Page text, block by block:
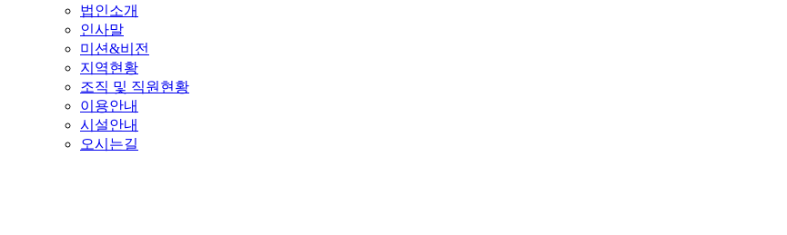
법인소개
인사말
미션&비전
지역현황
조직 및 직원현황
이용안내
시설안내
오시는길